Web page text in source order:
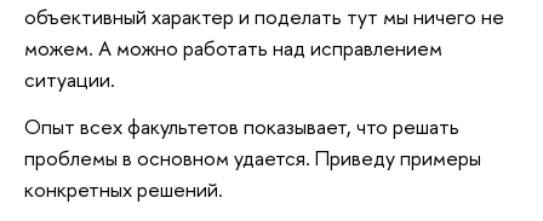
объективный характер и поделать тут мы ничего не
можем. А можно работать над исправлением
ситуации.
Опыт всех факультетов показывает, что решать
проблемы в основном удается. Приведу примеры
конкретных решений.